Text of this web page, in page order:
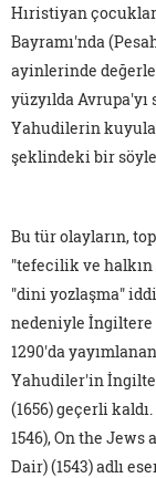
Hıristiyan
Bayramı'nda
ayinlerinde
yüzyılda Avrupa'yı
Yahudilerin
şeklindeki bir
Bu tür olayların,
"tefecilik ve
"dini yozlaşma"
nedeniyle İngiltere
1290'da
Yahudiler'in
(1656) geçerli
1546), On the
Dair) (1543) adlı